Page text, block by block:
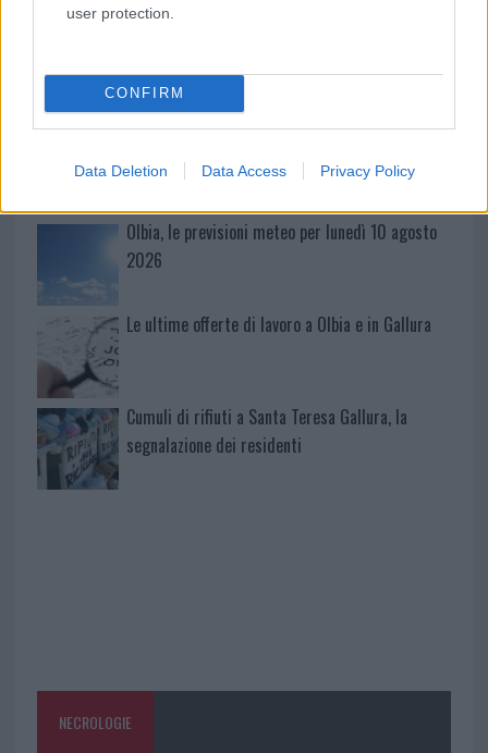
user protection.
CONFIRM
Data Deletion Data Access Privacy Policy
Arzachena
moto: un ferito
Olbia, le previsioni meteo per lunedì 10 agosto
2026
Le ultime offerte di lavoro a Olbia e in Gallura
Cumuli di rifiuti a Santa Teresa Gallura, la
segnalazione dei residenti
NECROLOGIE